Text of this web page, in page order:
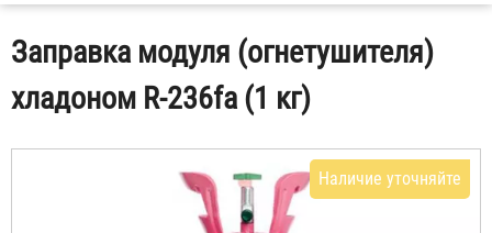
Заправка модуля (огнетушителя)
хладоном R-236fa (1 кг)
Наличие уточняйте